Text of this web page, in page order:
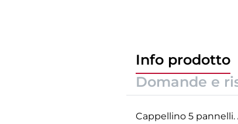
Info prodotto
Domande e
Cappellino 5 pannelli.